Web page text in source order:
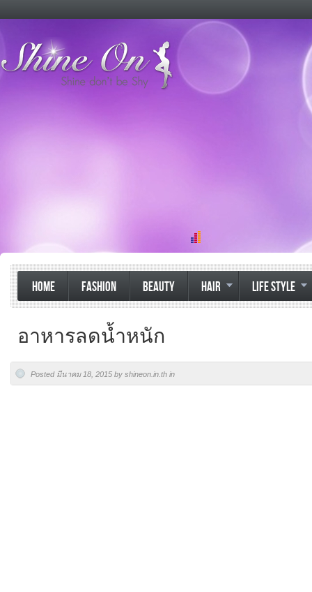
HOME FASHION BEAUTY HAIR LIFE STYLE
อาหารลดน้ำหนัก
Posted มีนาคม 18, 2015 by shineon.in.th in